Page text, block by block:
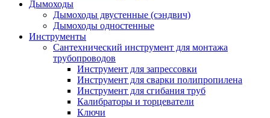
Дымоходы
Дымоходы двустенные (сэндвич)
Дымоходы одностенные
Инструменты
Сантехнический инструмент для монтажа
трубопроводов
Инструмент для запрессовки
Инструмент для сварки полипропилена
Инструмент для сгибания труб
Калибраторы и торцеватели
Ключи